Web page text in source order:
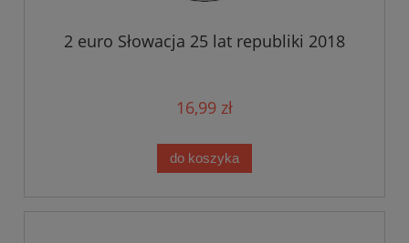
2 euro Słowacja 25 lat republiki 2018
16,99 zł
do koszyka